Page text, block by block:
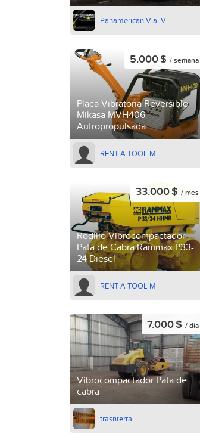
Panamerican Vial V
Placa Vibratoria Reversible
Mikasa MVH406
Autropropulsada
5.000 $ / semana
RENT A TOOL M
Rodillo Vibrocompactador
Pata de Cabra Rammax P33-
24 Diesel
33.000 $ / mes
RENT A TOOL M
Vibrocompactador Pata de
cabra
7.000 $ / día
trasnterra